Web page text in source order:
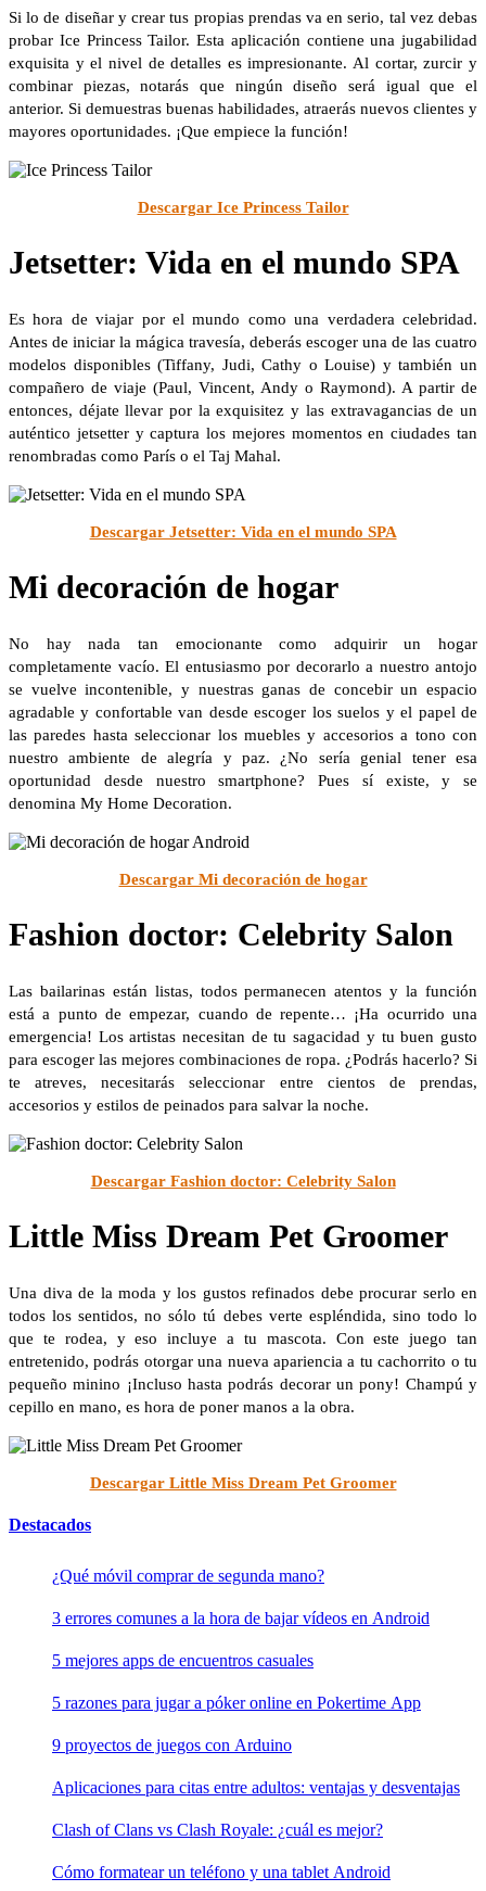
Si lo de diseñar y crear tus propias prendas va en serio, tal vez debas
probar Ice Princess Tailor. Esta aplicación contiene una jugabilidad
exquisita y el nivel de detalles es impresionante. Al cortar, zurcir y
combinar piezas, notarás que ningún diseño será igual que el
anterior. Si demuestras buenas habilidades, atraerás nuevos clientes y
mayores oportunidades. ¡Que empiece la función!
Descargar Ice Princess Tailor
Jetsetter: Vida en el mundo SPA
Es hora de viajar por el mundo como una verdadera celebridad.
Antes de iniciar la mágica travesía, deberás escoger una de las cuatro
modelos disponibles (Tiffany, Judi, Cathy o Louise) y también un
compañero de viaje (Paul, Vincent, Andy o Raymond). A partir de
entonces, déjate llevar por la exquisitez y las extravagancias de un
auténtico jetsetter y captura los mejores momentos en ciudades tan
renombradas como París o el Taj Mahal.
Descargar Jetsetter: Vida en el mundo SPA
Mi decoración de hogar
No hay nada tan emocionante como adquirir un hogar
completamente vacío. El entusiasmo por decorarlo a nuestro antojo
se vuelve incontenible, y nuestras ganas de concebir un espacio
agradable y confortable van desde escoger los suelos y el papel de
las paredes hasta seleccionar los muebles y accesorios a tono con
nuestro ambiente de alegría y paz. ¿No sería genial tener esa
oportunidad desde nuestro smartphone? Pues sí existe, y se
denomina My Home Decoration.
Descargar Mi decoración de hogar
Fashion doctor: Celebrity Salon
Las bailarinas están listas, todos permanecen atentos y la función
está a punto de empezar, cuando de repente… ¡Ha ocurrido una
emergencia! Los artistas necesitan de tu sagacidad y tu buen gusto
para escoger las mejores combinaciones de ropa. ¿Podrás hacerlo? Si
te atreves, necesitarás seleccionar entre cientos de prendas,
accesorios y estilos de peinados para salvar la noche.
Descargar Fashion doctor: Celebrity Salon
Little Miss Dream Pet Groomer
Una diva de la moda y los gustos refinados debe procurar serlo en
todos los sentidos, no sólo tú debes verte espléndida, sino todo lo
que te rodea, y eso incluye a tu mascota. Con este juego tan
entretenido, podrás otorgar una nueva apariencia a tu cachorrito o tu
pequeño minino ¡Incluso hasta podrás decorar un pony! Champú y
cepillo en mano, es hora de poner manos a la obra.
Descargar Little Miss Dream Pet Groomer
Destacados
¿Qué móvil comprar de segunda mano​?
3 errores comunes a la hora de bajar vídeos en Android
5 mejores apps de encuentros casuales
5 razones para jugar a póker online en Pokertime App
9 proyectos de juegos con Arduino
Aplicaciones para citas entre adultos: ventajas y desventajas
Clash of Clans vs Clash Royale: ¿cuál es mejor?
Cómo formatear un teléfono y una tablet Android